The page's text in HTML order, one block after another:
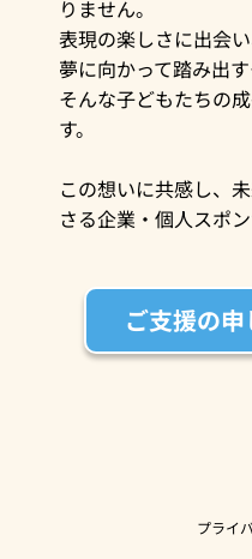
りません。
表現の楽しさに出会
夢に向かって踏み出
そんな子どもたちの
す。
この想いに共感し、
さる企業・個人スポ
ご支援の
プライ